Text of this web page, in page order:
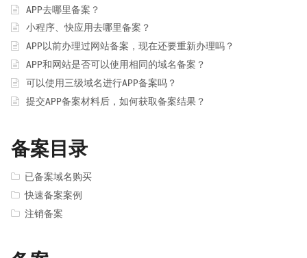
APP去哪里备案？
小程序、快应用去哪里备案？
APP以前办理过网站备案，现在还要重新办理吗？
APP和网站是否可以使用相同的域名备案？
可以使用三级域名进行APP备案吗？
提交APP备案材料后，如何获取备案结果？
备案目录
已备案域名购买
快速备案案例
注销备案